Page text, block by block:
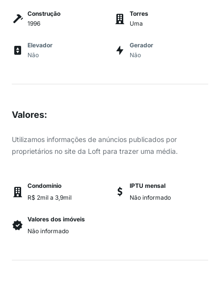
Construção
1996
Torres
Uma
Elevador
Não
Gerador
Não
Valores:
Utilizamos informações de anúncios publicados por
proprietários no site da Loft para trazer uma média.
Condomínio
R$ 2mil a 3,9mil
IPTU mensal
Não informado
Valores dos imóveis
Não informado